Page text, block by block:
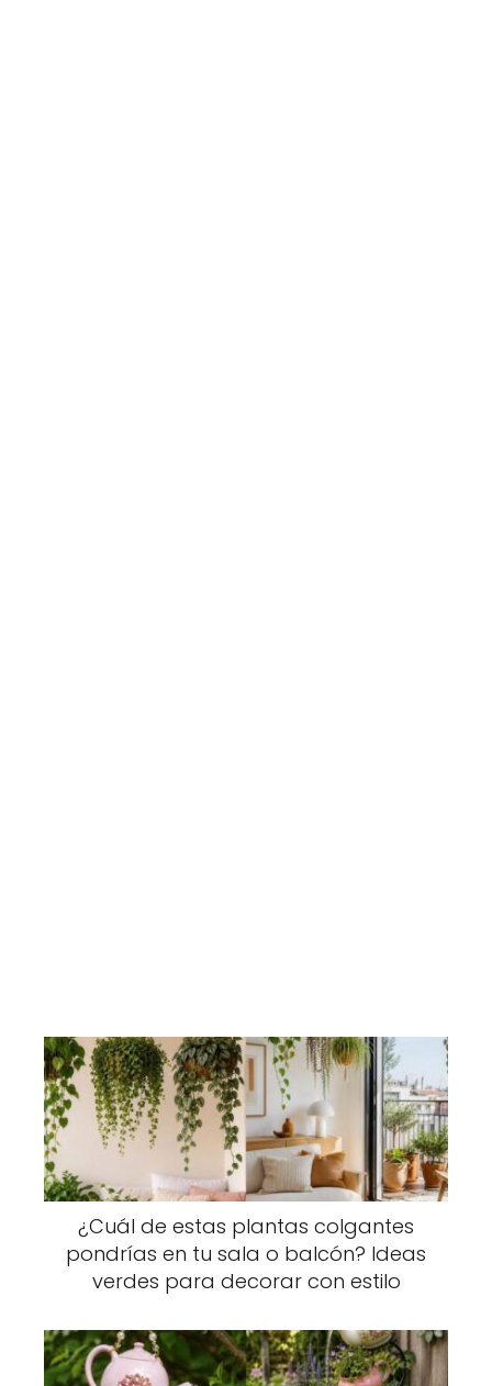
¿Cuál de estas plantas colgantes
pondrías en tu sala o balcón? Ideas
verdes para decorar con estilo